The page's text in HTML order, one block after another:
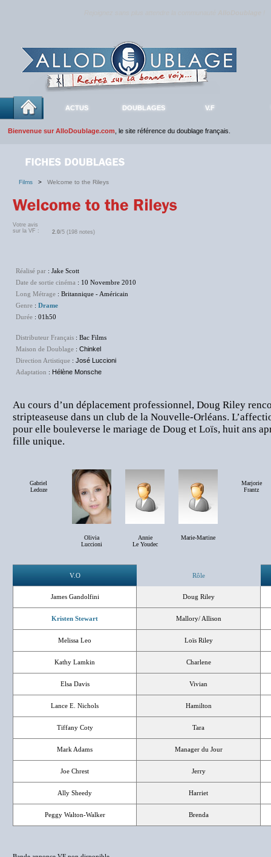
ACTUS DOUBLAGES V.F
Bienvenue sur AlloDoublage.com , le site référence du doublage français.
Films > Welcome to the Rileys
Votre avis
sur la VF :
2.0/5 (198 notes)
Réalisé par : Jake Scott
Date de sortie cinéma : 10 Novembre 2010
Long Métrage : Britannique - Américain
Genre : Drame
Durée : 01h50
Distributeur Français : Bac Films
Maison de Doublage : Chinkel
Direction Artistique : José Luccioni
Adaptation : Hélène Monsche
Au cours d’un déplacement professionnel, Doug Riley
stripteaseuse dans un club de la Nouvelle-Orléans.
pour elle bouleverse le mariage de Doug et Loïs, huit ans
fille unique.
Gabriel
Ledoze
Olivia
Luccioni
Annie
Le Youdec
Marie-Martine
Marjorie
Frantz
V.O Rôle
James Gandolfini Doug Riley
Kristen Stewart Mallory/ Allison
Melissa Leo Loïs Riley
Kathy Lamkin Charlene
Elsa Davis Vivian
Lance E. Nichols Hamilton
Tiffany Coty Tara
Mark Adams Manager du Jour
Joe Chrest Jerry
Ally Sheedy Harriet
Peggy Walton-Walker Brenda